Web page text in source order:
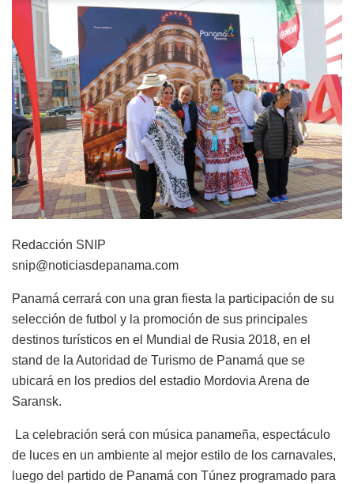
Redacción SNIP
snip@noticiasdepanama.com
Panamá cerrará con una gran fiesta la participación de su
selección de futbol y la promoción de sus principales
destinos turísticos en el Mundial de Rusia 2018, en el
stand de la Autoridad de Turismo de Panamá que se
ubicará en los predios del estadio Mordovia Arena de
Saransk.
La celebración será con música panameña, espectáculo
de luces en un ambiente al mejor estilo de los carnavales,
luego del partido de Panamá con Túnez programado para